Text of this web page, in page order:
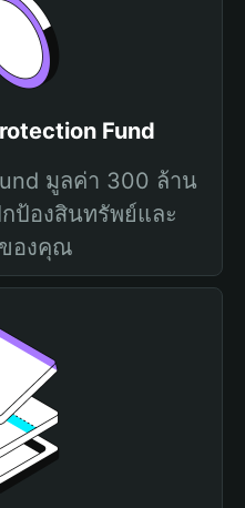
Fund
มูลค่า 300 ล้าน
ป้องสินทรัพย์และ
องคุณ